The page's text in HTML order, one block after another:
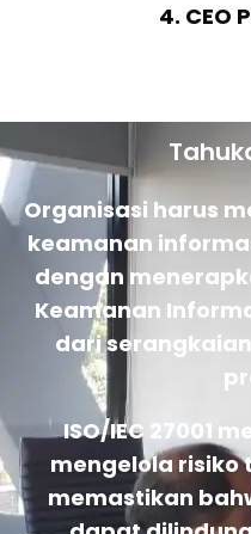
4. CEO
Organisasi harus
keamanan
dengan
Keamanan
dari
ISO/IEC 27001
mengelola risiko
memastikan